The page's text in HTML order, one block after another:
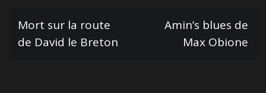
NMort sur la route
de David le Breton
Amin’s blues de
Max Obione